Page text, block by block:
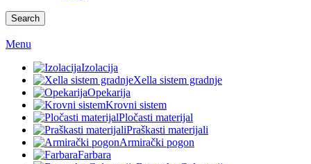
Search
Menu
Izolacija
Xella sistem gradnje
Opekarija
Krovni sistem
Pločasti materijal
Praškasti materijali
Armirački pogon
Farbara